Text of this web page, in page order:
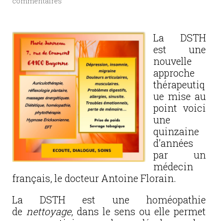
La DSTH
est une
nouvelle
approche
thérapeutiq
ue mise au
point voici
une
quinzaine
d’années
par un
médecin
français, le docteur Antoine Florain.
La DSTH est une homéopathie
de nettoyage, dans le sens ou elle permet